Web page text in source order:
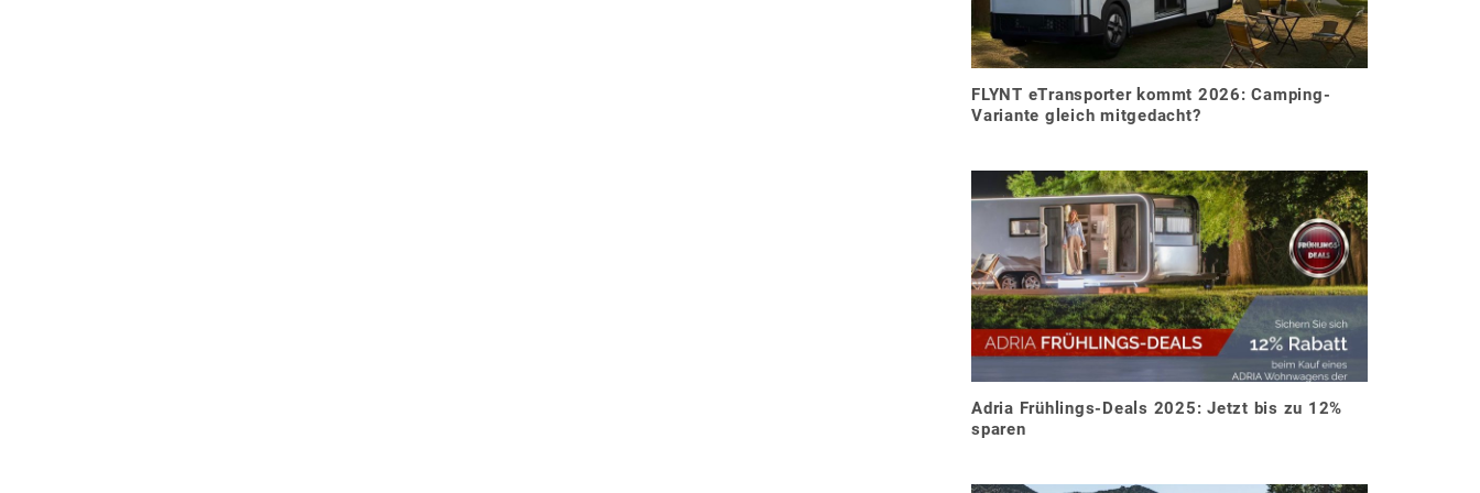
FLYNT eTransporter kommt 2026: Camping-
Variante gleich mitgedacht?
Adria Frühlings-Deals 2025: Jetzt bis zu 12%
sparen